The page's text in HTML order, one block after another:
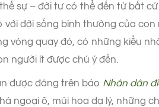
sự – đời tư có thể đến từ bất
với đời sống bình thường của
vòng quay đó, có những kiểu
người ít được chú ý đến.
được đăng trên báo Nhân dân
ngoại ô, mùi hoa dạ lý, những